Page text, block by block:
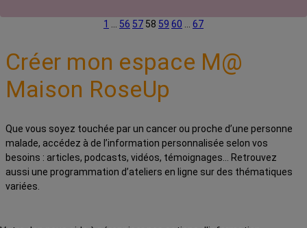
1 56 57 58 59 60 67
Créer mon espace M@
Maison RoseUp
Que vous soyez touchée par un cancer ou proche d’une personne
malade, accédez à de l’information personnalisée selon vos
besoins : articles, podcasts, vidéos, témoignages… Retrouvez
aussi une programmation d’ateliers en ligne sur des thématiques
variées.